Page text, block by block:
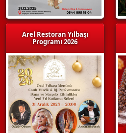
Arel Restoran Yılbaşı
Programı 2026